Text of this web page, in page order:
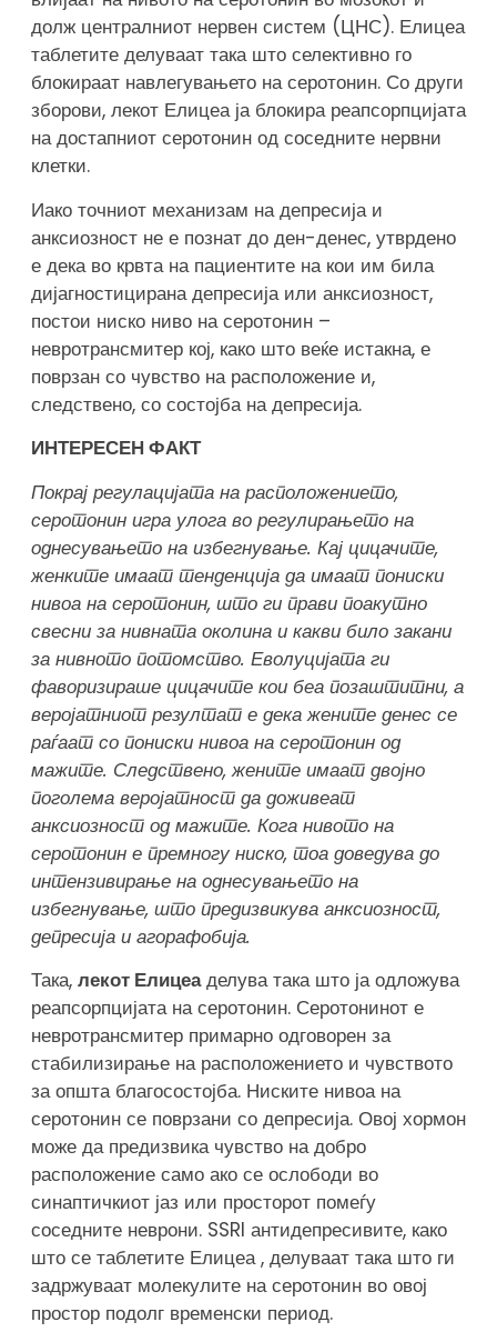
долж централниот нервен систем (ЦНС). Елицеа
таблетите делуваат така што селективно го
блокираат навлегувањето на серотонин. Со други
зборови, лекот Елицеа ја блокира реапсорпцијата
на достапниот серотонин од соседните нервни
клетки.
Иако точниот механизам на депресија и
анксиозност не е познат до ден-денес, утврдено
е дека во крвта на пациентите на кои им била
дијагностицирана депресија или анксиозност,
постои ниско ниво на серотонин –
невротрансмитер кој, како што веќе истакна, е
поврзан со чувство на расположение и,
следствено, со состојба на депресија.
ИНТЕРЕСЕН ФАКТ
Покрај регулацијата на расположението,
серотонин игра улога во регулирањето на
однесувањето на избегнување. Кај цицачите,
женките имаат тенденција да имаат пониски
нивоа на серотонин, што ги прави поакутно
свесни за нивната околина и какви било закани
за нивното потомство. Еволуцијата ги
фаворизираше цицачите кои беа позаштитни, а
веројатниот резултат е дека жените денес се
раѓаат со пониски нивоа на серотонин од
мажите. Следствено, жените имаат двојно
поголема веројатност да доживеат
анксиозност од мажите. Кога нивото на
серотонин е премногу ниско, тоа доведува до
интензивирање на однесувањето на
избегнување, што предизвикува анксиозност,
депресија и агорафобија.
Така, лекот Елицеаделува така што ја одложува
реапсорпцијата на серотонин. Серотонинот е
невротрансмитер примарно одговорен за
стабилизирање на расположението и чувството
за општа благосостојба. Ниските нивоа на
серотонин се поврзани со депресија. Овој хормон
може да предизвика чувство на добро
расположение само ако се ослободи во
синаптичкиот јаз или просторот помеѓу
соседните неврони. SSRI антидепресивите, како
што се таблетите Елицеа , делуваат така што ги
задржуваат молекулите на серотонин во овој
простор подолг временски период.